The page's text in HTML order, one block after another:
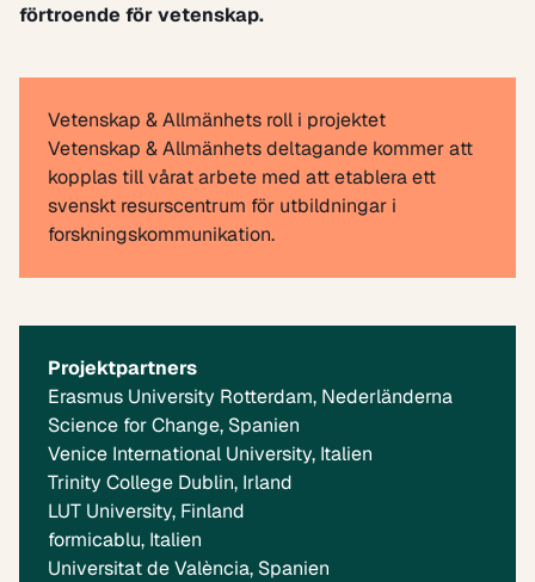
förtroende för vetenskap.
Vetenskap & Allmänhets roll i projektet
Vetenskap & Allmänhets deltagande kommer att
kopplas till vårat arbete med att etablera ett
svenskt resurscentrum för utbildningar i
forskningskommunikation.
Projektpartners
Erasmus University Rotterdam, Nederländerna
Science for Change, Spanien
Venice International University, Italien
Trinity College Dublin, Irland
LUT University, Finland
formicablu, Italien
Universitat de València, Spanien